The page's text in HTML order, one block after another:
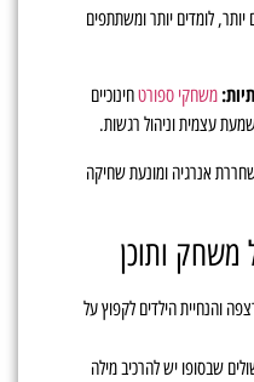
יותר, לומדים יותר ומשתתפים
משחקי ספורטחינוכיים
עצמית וניהול רגשות.
אנרגיה ומונעת שחיקה
משחק ותוכן
והנחיית הילדים לקפוץ על
שבסופו יש להרכיב מילה